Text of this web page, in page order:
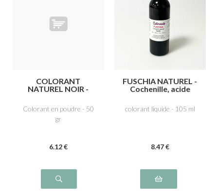
COLORANT
NATUREL NOIR -
Colorant en poudre - 50
gr
6.12 €
FUSCHIA NATUREL -
Cochenille, acide
colorant liquide - 105 ml
8.47 €